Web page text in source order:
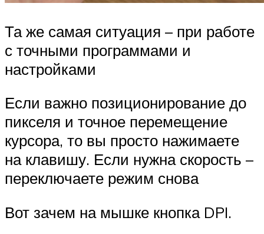
Та же самая ситуация – при работе
с точными программами и
настройками
Если важно позиционирование до
пикселя и точное перемещение
курсора, то вы просто нажимаете
на клавишу. Если нужна скорость –
переключаете режим снова
Вот зачем на мышке кнопка DPI.